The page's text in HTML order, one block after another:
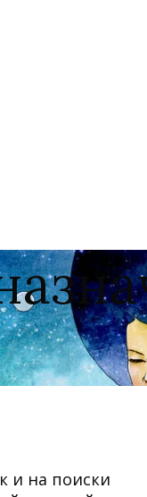
и на поиски